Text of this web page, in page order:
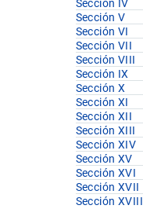
Sección IV
Sección V
Sección VI
Sección VII
Sección VIII
Sección IX
Sección X
Sección XI
Sección XII
Sección XIII
Sección XIV
Sección XV
Sección XVI
Sección XVII
Sección XVIII